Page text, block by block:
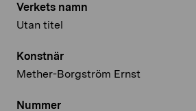
Verkets namn
Utan titel
Konstnär
Mether-Borgström Ernst
Nummer